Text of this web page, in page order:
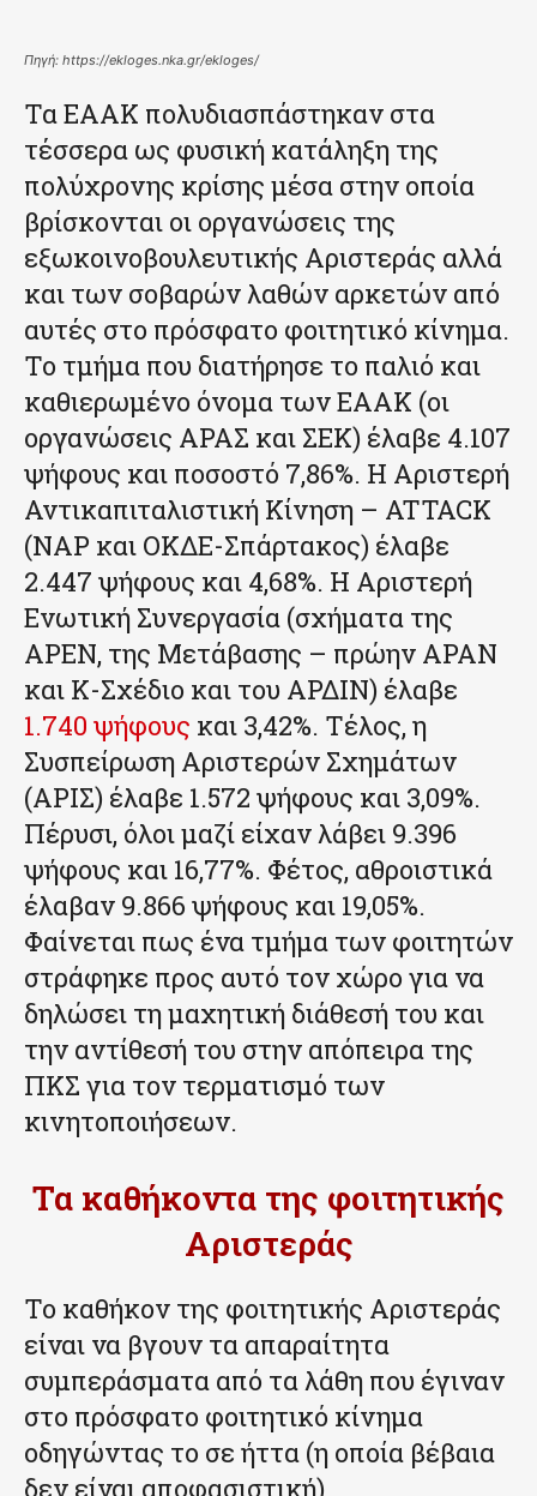
Πηγή: https://ekloges.nka.gr/ekloges/
Τα ΕΑΑΚ πολυδιασπάστηκαν στα
τέσσερα ως φυσική κατάληξη της
πολύχρονης κρίσης μέσα στην οποία
βρίσκονται οι οργανώσεις της
εξωκοινοβουλευτικής Αριστεράς αλλά
και των σοβαρών λαθών αρκετών από
αυτές στο πρόσφατο φοιτητικό κίνημα.
Το τμήμα που διατήρησε το παλιό και
καθιερωμένο όνομα των ΕΑΑΚ (οι
οργανώσεις ΑΡΑΣ και ΣΕΚ) έλαβε 4.107
ψήφους και ποσοστό 7,86%. Η Αριστερή
Αντικαπιταλιστική Κίνηση – ATTACK
(ΝΑΡ και ΟΚΔΕ-Σπάρτακος) έλαβε
2.447 ψήφους και 4,68%. Η Αριστερή
Ενωτική Συνεργασία (σχήματα της
ΑΡΕΝ, της Μετάβασης – πρώην ΑΡΑΝ
και Κ-Σχέδιο και του ΑΡΔΙΝ) έλαβε
1.740 ψήφους και 3,42%. Τέλος, η
Συσπείρωση Αριστερών Σχημάτων
(ΑΡΙΣ) έλαβε 1.572 ψήφους και 3,09%.
Πέρυσι, όλοι μαζί είχαν λάβει 9.396
ψήφους και 16,77%. Φέτος, αθροιστικά
έλαβαν 9.866 ψήφους και 19,05%.
Φαίνεται πως ένα τμήμα των φοιτητών
στράφηκε προς αυτό τον χώρο για να
δηλώσει τη μαχητική διάθεσή του και
την αντίθεσή του στην απόπειρα της
ΠΚΣ για τον τερματισμό των
κινητοποιήσεων.
Τα καθήκοντα της φοιτητικής
Αριστεράς
Το καθήκον της φοιτητικής Αριστεράς
είναι να βγουν τα απαραίτητα
συμπεράσματα από τα λάθη που έγιναν
στο πρόσφατο φοιτητικό κίνημα
οδηγώντας το σε ήττα (η οποία βέβαια
δεν είναι αποφασιστική).